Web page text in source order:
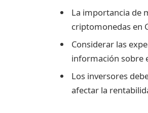
La importancia de
criptomonedas en
Considerar las
información sobre
Los inversores
afectar la